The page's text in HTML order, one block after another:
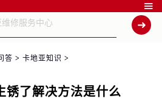

答 > 卡地亚知识 >
锈了解决方法是什么